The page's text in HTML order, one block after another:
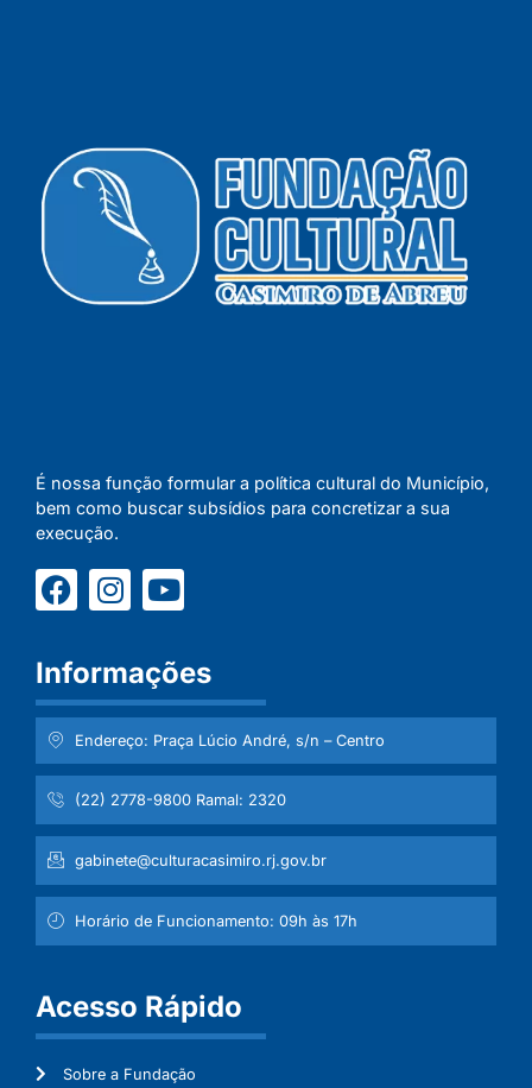
É nossa função formular a política cultural do Município,
bem como buscar subsídios para concretizar a sua
execução.
Informações
Endereço: Praça Lúcio André, s/n – Centro
(22) 2778-9800 Ramal: 2320
gabinete@culturacasimiro.rj.gov.br
Horário de Funcionamento: 09h às 17h
Acesso Rápido
Sobre a Fundação